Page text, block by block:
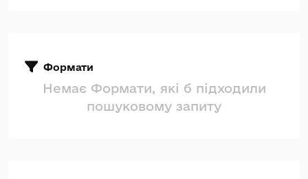
Формати
Немає Формати, які б підходили
пошуковому запиту